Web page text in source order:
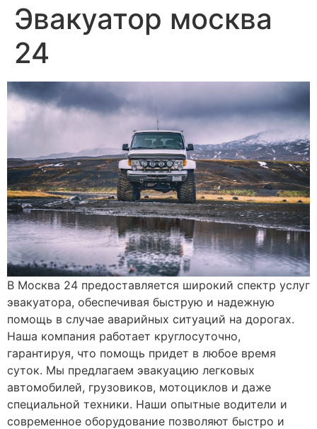
Эвакуатор москва
24
В Москва 24 предоставляется широкий спектр услуг
эвакуатора, обеспечивая быструю и надежную
помощь в случае аварийных ситуаций на дорогах.
Наша компания работает круглосуточно,
гарантируя, что помощь придет в любое время
суток. Мы предлагаем эвакуацию легковых
автомобилей, грузовиков, мотоциклов и даже
специальной техники. Наши опытные водители и
современное оборудование позволяют быстро и